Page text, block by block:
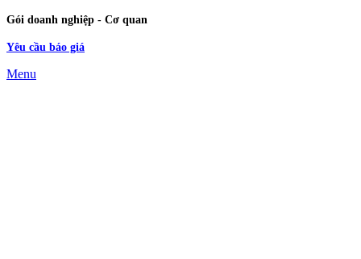
Gói doanh nghiệp - Cơ quan
Yêu cầu báo giá
Menu